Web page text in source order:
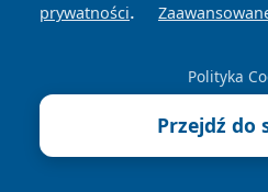
minut, niektóre do dwóch
skuteczność do DEET w
wymaga częstszej aplikacji.
lepiej tolerowane przez
prywatności.
Polityka
Przejdź do